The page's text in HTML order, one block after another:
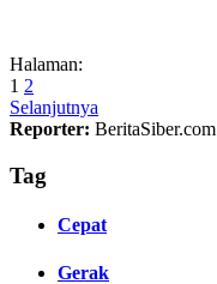
Halaman:
1 2
Selanjutnya
Reporter: BeritaSiber.com
Tag
Cepat
Gerak